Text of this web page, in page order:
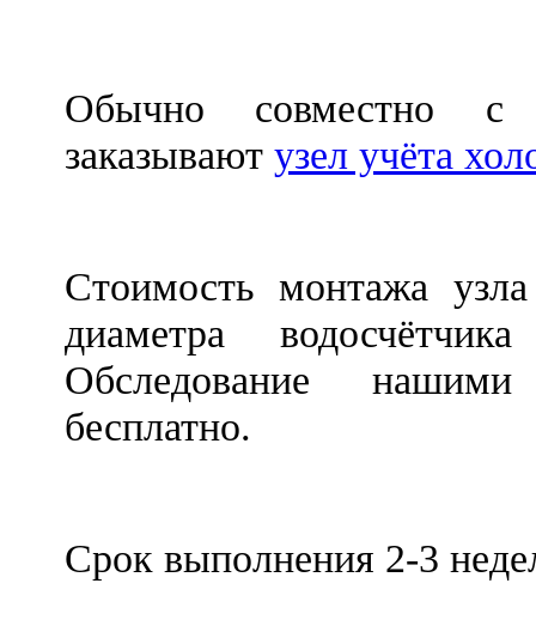
Обычно совместно с
заказывают узел учёта
Стоимость монтажа
диаметра
Обследование нашими
бесплатно.
Срок выполнения 2-3